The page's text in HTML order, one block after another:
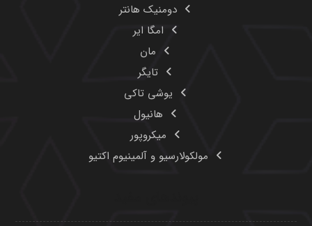
دومنیک هانتر
امگا ایر
مان
تایگر
یوشی تاکی
هانیول
میکروپور
مولکولارسیو و آلمینیوم اکتیو